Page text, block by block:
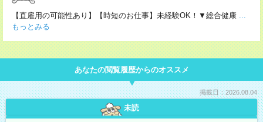
【直雇用の可能性あり】【時短のお仕事】未経験OK！▼総合健康 ...
もっとみる
あなたの閲覧履歴からのオススメ
掲載日：2026.08.04
未読